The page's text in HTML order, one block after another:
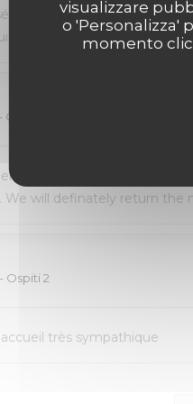
visualizzare
o 'Personalizza'
momento
une excellente soirée,
régalé. Les frites étaient
Ospiti 2
was wonderful: the staff
We will definately return the
Ospiti 2
très sympathique